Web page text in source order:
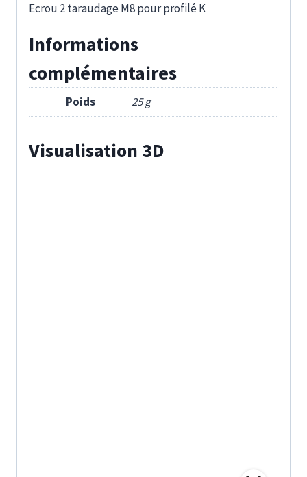
Ecrou 2 taraudage M8 pour profilé K
Informations
complémentaires
Poids 25 g
Visualisation 3D